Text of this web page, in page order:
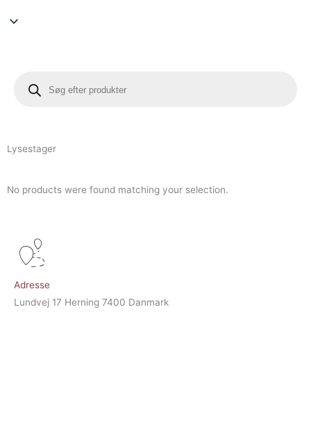
produkter
Lysestager
No products were found matching your selection.
Adresse
Lundvej 17 Herning 7400 Danmark